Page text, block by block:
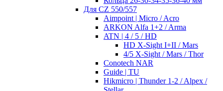
Для CZ 550/557
Aimpoint | Micro / Acro
ARKON Alfa 1+2 / Arma
ATN | 4 / 5 / HD
HD X-Sight I+II / Mars
4/5 X-Sight / Mars / Thor
Conotech NAR
Guide | TU
Hikmicro | Thunder 1-2 / Alpex /